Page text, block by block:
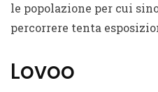
le popolazione per cui
percorrere tenta
Lovoo